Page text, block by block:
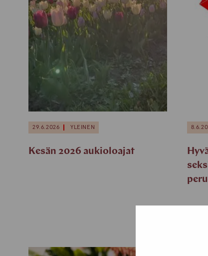
29.6.2026 YLEINEN
Kesän 2026 aukioloajat